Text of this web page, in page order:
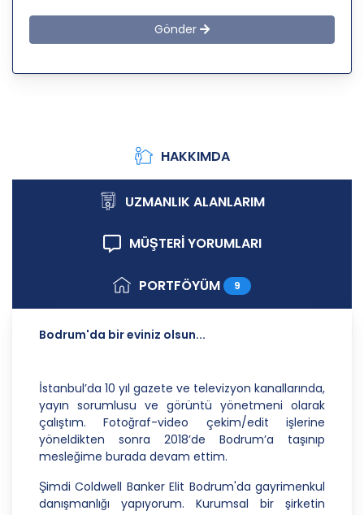
İLKELERİ
KVKK’ya uyumluluğun sağlanması için CB
Danışmanlık Hizmetleri A.Ş. tarafından kişisel
Pazarlama ve Danışmanlık Hizmetleri A.Ş.; KVKK ile
ilgili uluslararası ve ulusal mevzuata uygun olarak
kişisel verilerin işlenmesinde aşağıda sıralanan
ilkelere uygun hareket etmektedir.
Veri İşleme Faaliyetlerinde Bulunma
CB Gayrimenkul Franchising Pazarlama ve
Danışmanlık Hizmetleri A.Ş.; kişisel verilerin
işlenmesi faaliyetleri kapsamında hukuka ve
yükümlüdür. Bu kapsamda, orantılılık gereklilikleri
2. Kişisel Verilerin Doğru ve Gerektiğinde
Güncel Olmasını Sağlama
CB Gayrimenkul Franchising Pazarlama ve
temel haklarını ve kendi meşru menfaatlerini
dikkate alarak işlediği kişisel verilerin doğru ve
Gönder
HAKKIMDA
UZMANLIK ALANLARIM
MÜŞTERİ YORUMLARI
PORTFÖYÜM 9
Bodrum'da bir eviniz olsun...
İstanbul’da 10 yıl gazete ve televizyon kanallarında,
yayın sorumlusu ve görüntü yönetmeni olarak
çalıştım. Fotoğraf-video çekim/edit işlerine
yöneldikten sonra 2018’de Bodrum’a taşınıp
mesleğime burada devam ettim.
Şimdi Coldwell Banker Elit Bodrum'da gayrimenkul
danışmanlığı yapıyorum. Kurumsal bir şirketin